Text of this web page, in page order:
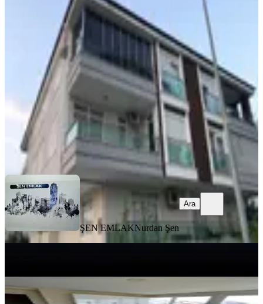
Sarılar Kavaklı Sınırında 2+1 Doğa
Manzarlı Eşyalı Daire
Manavgat, Sarılar Mahallesi
2+0· 134 m² 3. Kat · 05.08.2026
40.000 ₺
ŞEN EMLAK Nurdan Şen
ŞEN EMLAKNurdan Şen
Ara
Manavgat, Sarılar Mahallesi